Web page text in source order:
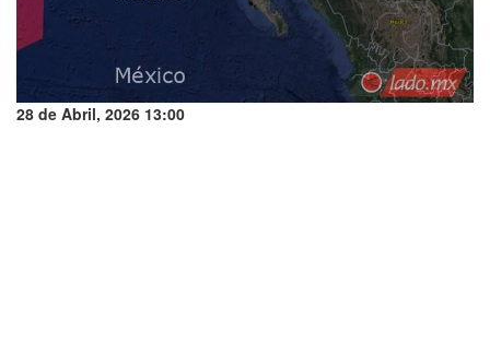
28 de Abril, 2026 13:00